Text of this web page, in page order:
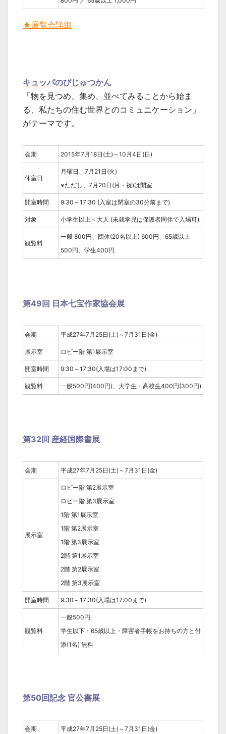
★展覧会詳細
キュッパのびじゅつかん
「物を見つめ、集め、並べてみることから始ま
る、私たちの住む世界とのコミュニケーション」
がテーマです。
会期 2015年7月18日(土)～10月4日(日)
休室日
月曜日、7月21日(火)
※ただし、7月20日(月・祝)は開室
開室時間 9:30～17:30 (入室は閉室の30分前まで)
対象 小学生以上～大人 (未就学児は保護者同伴で入場可)
観覧料
一般 800円、団体(20名以上) 600円、65歳以上
500円、学生400円
第49回 日本七宝作家協会展
会期 平成27年7月25日(土)～7月31日(金)
展示室 ロビー階 第1展示室
開室時間 9:30～17:30(入場は17:00まで)
観覧料 一般500円(400円)、大学生・高校生400円(300円)
第32回 産経国際書展
会期 平成27年7月25日(土)～7月31日(金)
展示室
ロビー階 第2展示室
ロビー階 第3展示室
1階 第1展示室
1階 第2展示室
1階 第3展示室
2階 第1展示室
2階 第2展示室
2階 第3展示室
開室時間 9:30～17:30(入場は17:00まで)
観覧料
一般500円
学生以下・65歳以上・障害者手帳をお持ちの方と付
添(1名) 無料
第50回記念 官公書展
会期 平成27年7月25日(土)～7月31日(金)